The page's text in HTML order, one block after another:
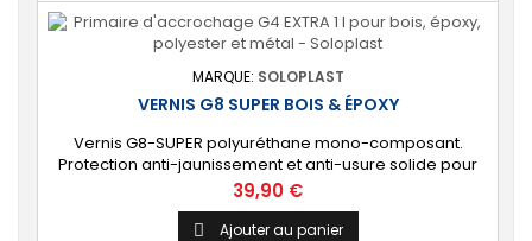
MARQUE: SOLOPLAST
VERNIS G8 SUPER BOIS & ÉPOXY
Vernis G8-SUPER polyuréthane mono-composant.
Protection anti-jaunissement et anti-usure solide pour
les bois clairs et foncés, la résine époxy, le métal et les
plastiques contenant des solvants. ⚙️ [Multi-supports]
Excellentes propriétés de pénétration dans le bois et
Prix
39,90 €
 Ajouter au panier